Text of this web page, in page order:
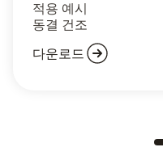
적용 예시
동결 건조
다운로드